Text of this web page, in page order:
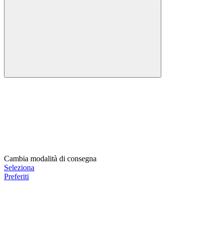
Cambia modalità di consegna
Seleziona
Preferiti